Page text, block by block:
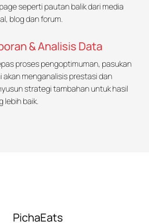
seperti pautan balik dari media
blog dan forum.
& Analisis Data
proses pengoptimuman, pasukan
akan menganalisis prestasi dan
strategi tambahan untuk hasil
lebih baik.
PichaEats